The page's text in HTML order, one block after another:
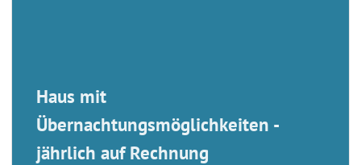
Haus mit
Übernachtungsmöglichkeiten -
jährlich auf Rechnung